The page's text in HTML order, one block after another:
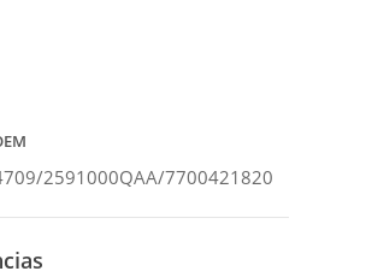
2591000QAA/7700421820